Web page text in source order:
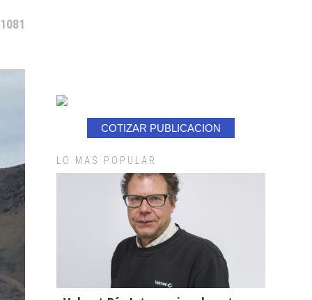
COTIZAR PUBLICACION
LO MAS POPULAR